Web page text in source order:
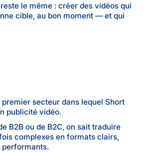
le même : créer des vidéos qui
cible, au bon moment — et qui
premier secteur dans lequel Short
publicité vidéo.
B2B ou de B2C, on sait traduire
complexes en formats clairs,
performants.